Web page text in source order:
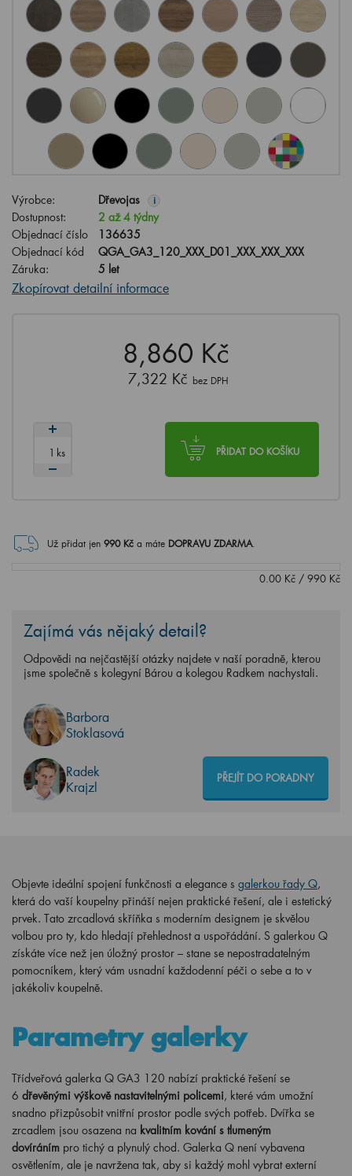
Výrobce: Dřevojas i
Dostupnost:
2 až 4 týdny
Objednací číslo
136635
Objednací kód
QGA_GA3_120_XXX_D01_XXX_XXX_XXX
Záruka:
5 let
Zkopírovat detailní informace
8,860 Kč
7,322 Kč bez DPH
PŘIDAT DO KOŠÍKU
ks
Už přidat jen 990Kč a máte DOPRAVU ZDARMA.
0.00 Kč / 990 Kč
Zajímá vás nějaký detail?
Odpovědi na nejčastější otázky najdete v naší poradně, kterou
jsme společně s kolegyní Bárou a kolegou Radkem nachystali.
Barbora
Stoklasová
Radek
Krajzl
PŘEJÍT DO PORADNY
Objevte ideální spojení funkčnosti a elegance s galerkou řady Q,
která do vaší koupelny přináší nejen praktické řešení, ale i estetický
prvek. Tato zrcadlová skříňka s moderním designem je skvělou
volbou pro ty, kdo hledají přehlednost a uspořádání. S galerkou Q
získáte více než jen úložný prostor – stane se nepostradatelným
pomocníkem, který vám usnadní každodenní péči o sebe a to v
jakékoliv koupelně.
Parametry galerky
Třídveřová galerka Q GA3 120 nabízí praktické řešení se
6 dřevěnými výškově nastavitelnými policemi, které vám umožní
snadno přizpůsobit vnitřní prostor podle svých potřeb. Dvířka se
zrcadlem jsou osazena na kvalitním kování s tlumeným
dovíráním pro tichý a plynulý chod. Galerka Q není vybavena
osvětlením, ale je navržena tak, aby si každý mohl vybrat externí